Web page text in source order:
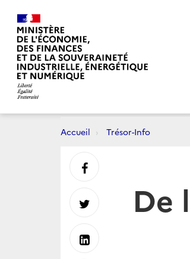
Accueil Trésor-Info
De
Partager
sur
Partager
sur
Partager